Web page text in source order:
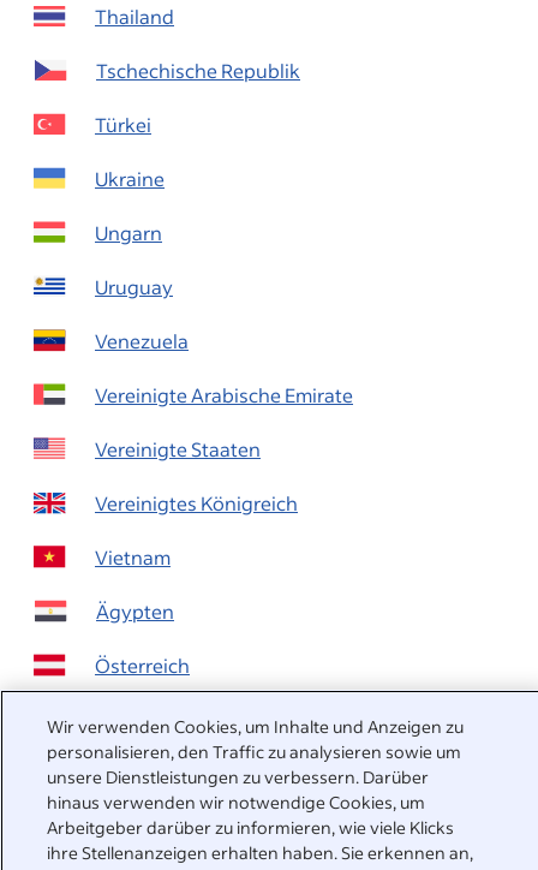
Wir verwenden Cookies, um Inhalte und Anzeigen zu
personalisieren, den Traffic zu analysieren sowie um
unsere Dienstleistungen zu verbessern. Darüber
hinaus verwenden wir notwendige Cookies, um
Arbeitgeber darüber zu informieren, wie viele Klicks
ihre Stellenanzeigen erhalten haben. Sie erkennen an,
Thailand
Tschechische Republik
Türkei
Ukraine
Ungarn
Uruguay
Venezuela
Vereinigte Arabische Emirate
Vereinigte Staaten
Vereinigtes Königreich
Vietnam
Ägypten
Österreich
Wir sind für Sie da
Antworten auf häufig gestellte Fragen finden Sie in
unserem Hilfebereich. Sie können uns aber auch direkt
kontaktieren.